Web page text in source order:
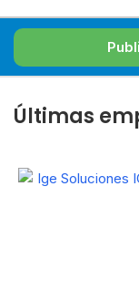
Últimas